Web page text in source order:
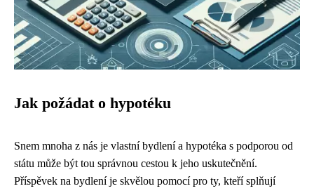
Jak požádat o hypotéku
Snem mnoha z nás je vlastní bydlení a hypotéka s podporou od
státu může být tou správnou cestou k jeho uskutečnění.
Příspěvek na bydlení je skvělou pomocí pro ty, kteří splňují